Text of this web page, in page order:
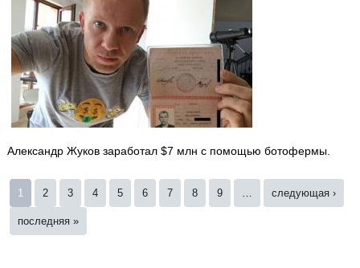
Александр Жуков заработал $7 млн с помощью ботофермы.
Страницы
1 2 3 4 5 6 7 8 9 … следующая ›
последняя »